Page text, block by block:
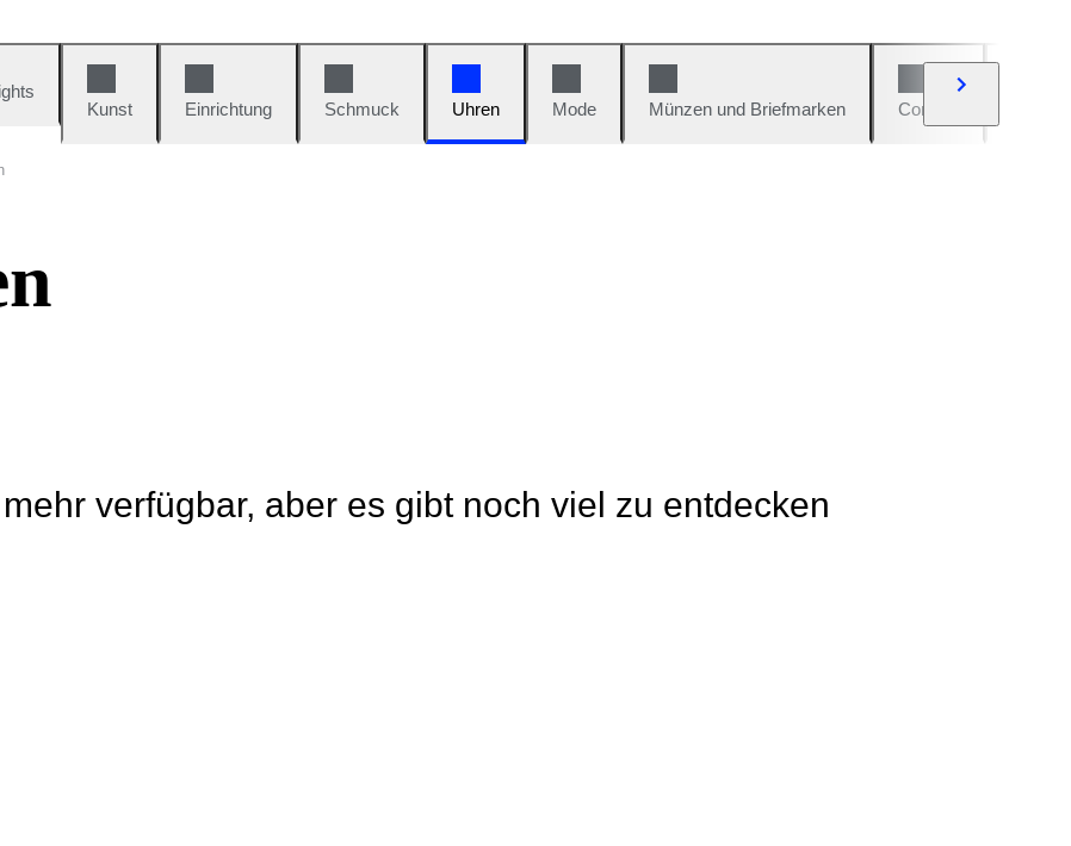
Kunst
Einrichtung Schmuck Uhren Mode Münzen und Briefmarken Comics
verfügbar, aber es gibt noch viel zu entdecken